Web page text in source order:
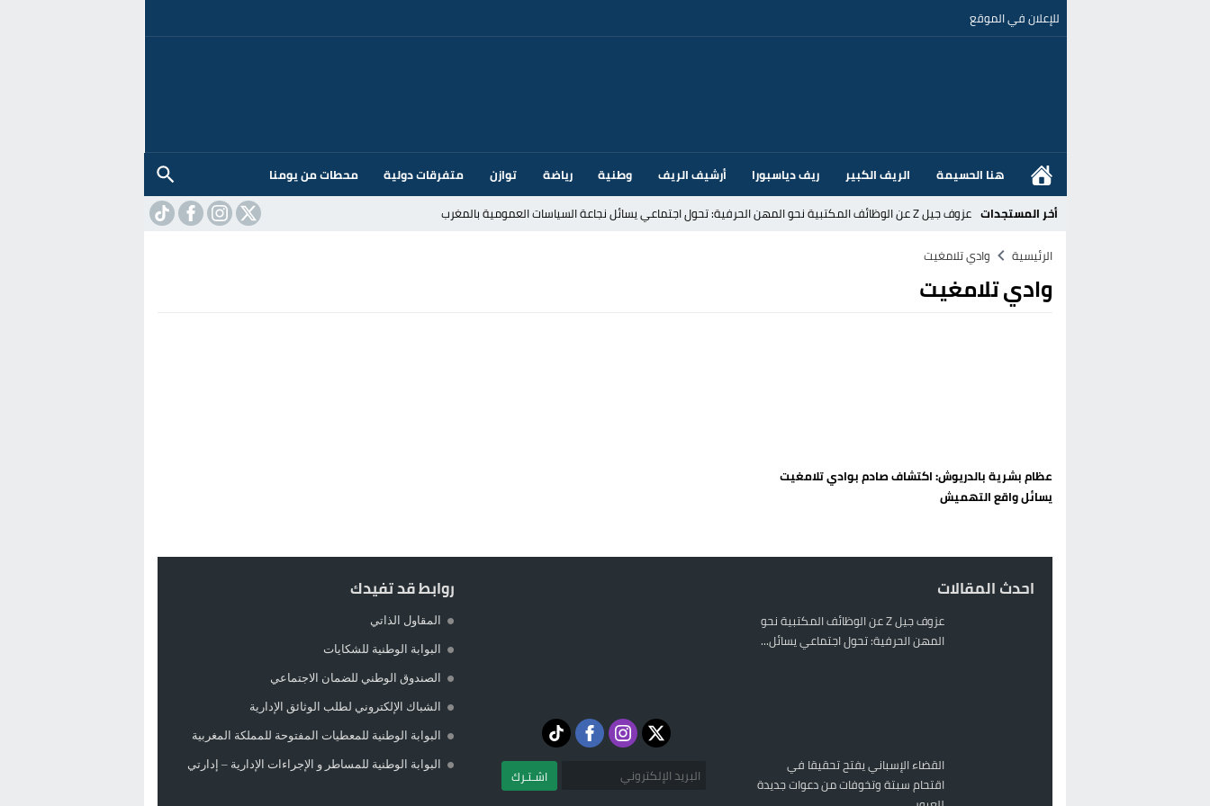
للإعلان في الموقع
هنا الحسيمة الريف الكبير ريف دياسبورا أرشيف الريف وطنية رياضة توازن متفرقات دولية
محطات من يومنا
أخر المستجدات عزوف جيل Z عن الوظائف المكتبية نحو المهن الحرفية: تحول اجتماعي يسائل نجاعة السياسات العمومية بالمغرب
القضاء الإسباني يفتح تحقيقا في اقتحام سبتة وتخوفات من دعوات جديدة للعبور
هل قطع أخنوش عطلته بأمر من الملك أم تحت ضغط إسباني؟ عودة مايوركا تفتح أسئلة ثقيلة
حريق بالمركب التجاري بالناظور يثير حالة استنفار أمني والوقاية المدنية تتدخل
الرئيسية وادي تلامغيت
وادي تلامغيت
عظام بشرية بالدريوش: اكتشاف صادم بوادي تلامغيت
يسائل واقع التهميش
احدث المقالات
عزوف جيل Z عن الوظائف المكتبية نحو
المهن الحرفية: تحول اجتماعي يسائل...
القضاء الإسباني يفتح تحقيقا في
اقتحام سبتة وتخوفات من دعوات جديدة
اشـتـرك
روابط قد تفيدك
المقاول الذاتي
البوابة الوطنية للشكايات
الصندوق الوطني للضمان الاجتماعي
الشباك الإلكتروني لطلب الوثائق الإدارية
البوابة الوطنية للمعطيات المفتوحة للمملكة المغربية
البوابة الوطنية للمساطر و الإجراءات الإدارية – إدارتي